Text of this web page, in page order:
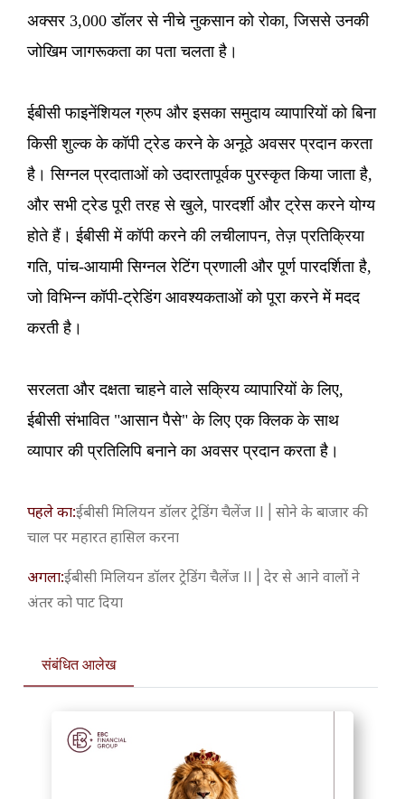
अक्सर 3,000 डॉलर से नीचे नुकसान को रोका, जिससे उनकी
जोखिम जागरूकता का पता चलता है।
ईबीसी फाइनेंशियल ग्रुप और इसका समुदाय व्यापारियों को बिना
किसी शुल्क के कॉपी ट्रेड करने के अनूठे अवसर प्रदान करता
है। सिग्नल प्रदाताओं को उदारतापूर्वक पुरस्कृत किया जाता है,
और सभी ट्रेड पूरी तरह से खुले, पारदर्शी और ट्रेस करने योग्य
होते हैं। ईबीसी में कॉपी करने की लचीलापन, तेज़ प्रतिक्रिया
गति, पांच-आयामी सिग्नल रेटिंग प्रणाली और पूर्ण पारदर्शिता है,
जो विभिन्न कॉपी-ट्रेडिंग आवश्यकताओं को पूरा करने में मदद
करती है।
सरलता और दक्षता चाहने वाले सक्रिय व्यापारियों के लिए,
ईबीसी संभावित "आसान पैसे" के लिए एक क्लिक के साथ
व्यापार की प्रतिलिपि बनाने का अवसर प्रदान करता है।
पहले का:​ईबीसी मिलियन डॉलर ट्रेडिंग चैलेंज II | सोने के बाजार की
चाल पर महारत हासिल करना
अगला:​ईबीसी मिलियन डॉलर ट्रेडिंग चैलेंज II | देर से आने वालों ने
अंतर को पाट दिया
संबंधित आलेख